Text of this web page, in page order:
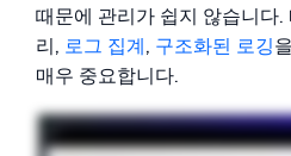
때문에 관리가 쉽지 않습니다
리, 로그 집계 , 구조화된 로깅
매우 중요합니다.